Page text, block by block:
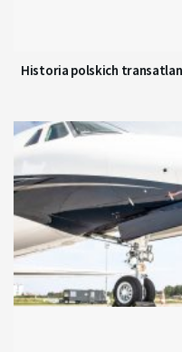
Historia polskich